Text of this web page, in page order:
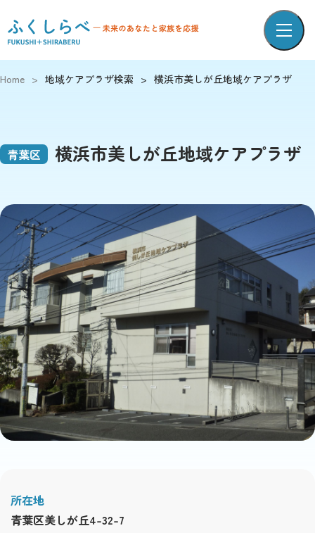
Home > 地域ケアプラザ検索 > 横浜市美しが丘地域ケアプラザ
青葉区 横浜市美しが丘地域ケアプラザ
所在地
青葉区美しが丘4-32-7